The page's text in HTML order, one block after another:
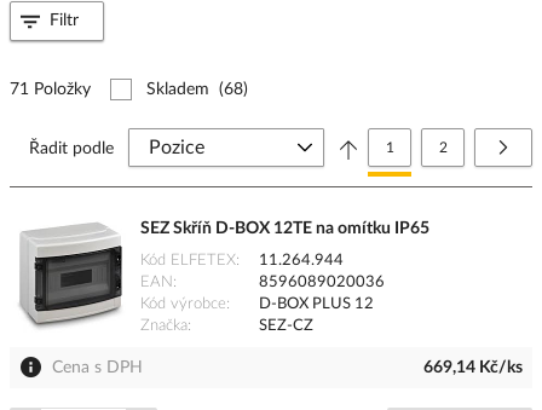
71 Položky Skladem (68)
Stránka
Právě si prohlížíte
1 Stránka
2
Řadit podle
SEZ Skříň D-BOX 12TE na omítku IP65
Kód ELFETEX
11.264.944
EAN
8596089020036
Kód výrobce
D-BOX PLUS 12
Značka
SEZ-CZ
Cena s DPH 669,14 Kč/ks
Filtr